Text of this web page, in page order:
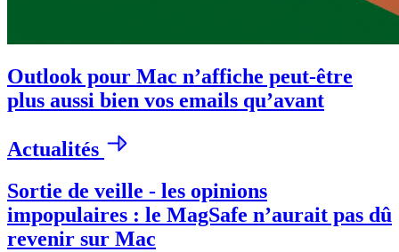
Outlook pour Mac n’affiche peut-être
plus aussi bien vos emails qu’avant
Actualités
Sortie de veille - les opinions
impopulaires : le MagSafe n’aurait pas dû
revenir sur Mac